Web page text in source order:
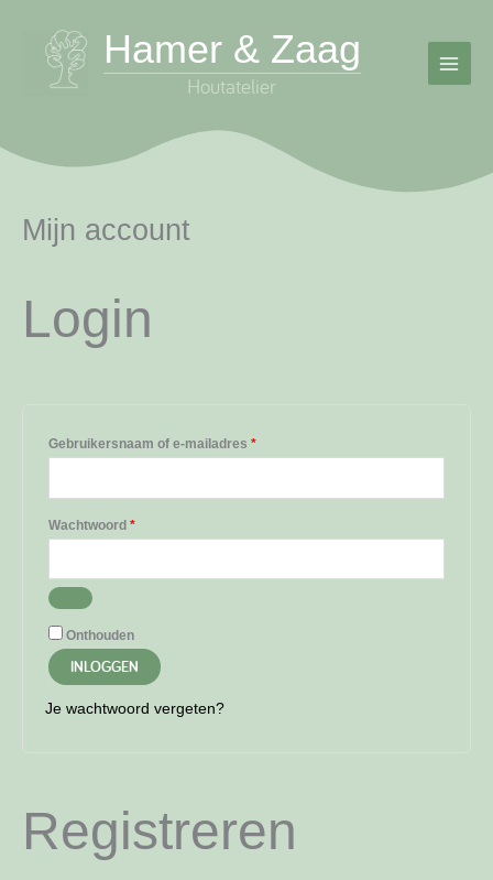
Hamer & Zaag
Mijn account
Login
Gebruikersnaam of e-mailadres *Vereist
Wachtwoord *Vereist
Onthouden
INLOGGEN
Je wachtwoord vergeten?
Registreren